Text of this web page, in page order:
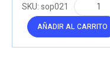
AÑADIR AL CARRITO
SKU:sop021